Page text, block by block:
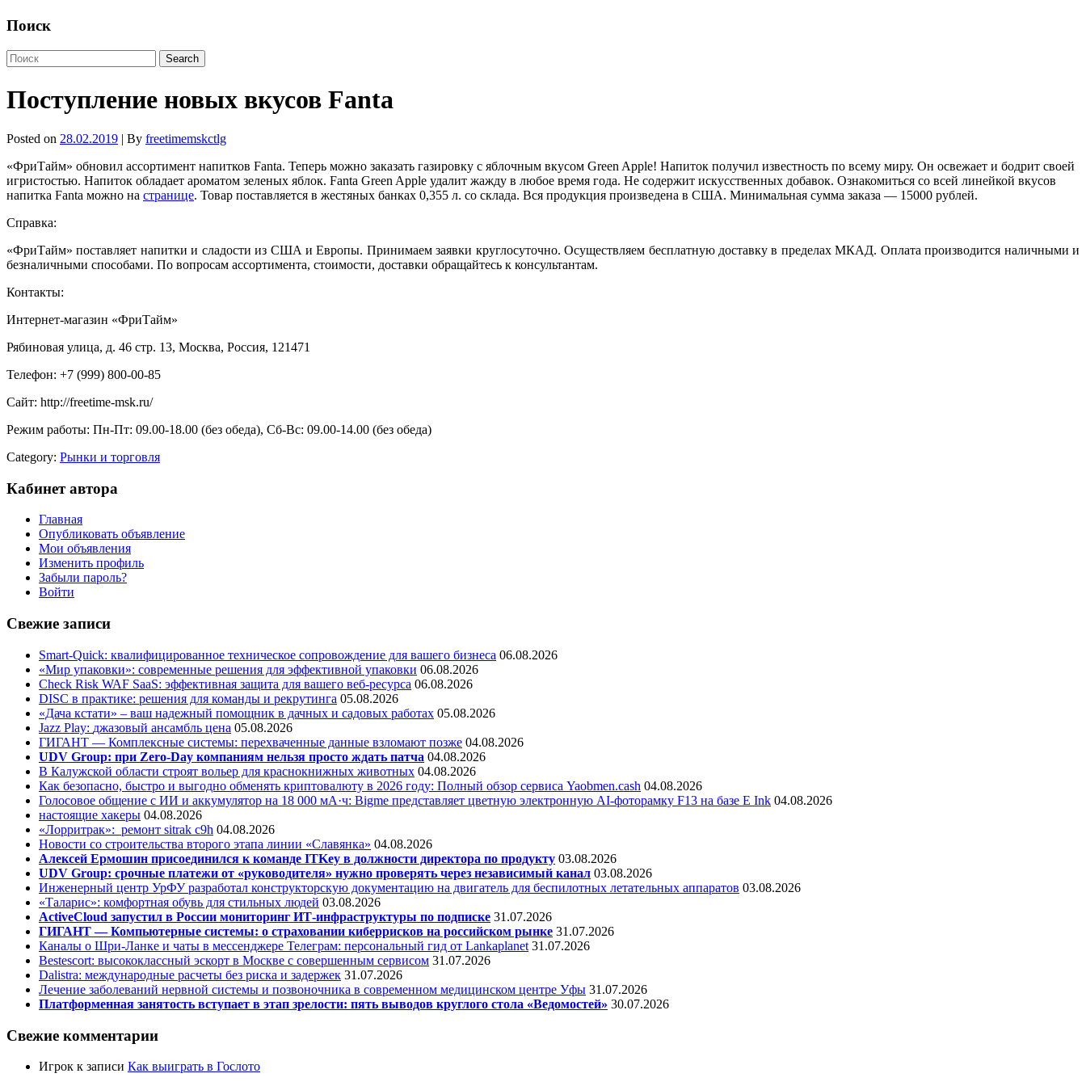
Поиск
Поступление новых вкусов Fanta
Posted on 28.02.2019 | By freetimemskctlg
«ФриТайм» обновил ассортимент напитков Fanta. Теперь можно заказать газировку с яблочным вкусом Green Apple! Напиток получил известность по всему миру. Он освежает и бодрит своей
игристостью. Напиток обладает ароматом зеленых яблок. Fanta Green Apple удалит жажду в любое время года. Не содержит искусственных добавок. Ознакомиться со всей линейкой вкусов
напитка Fanta можно на странице. Товар поставляется в жестяных банках 0,355 л. со склада. Вся продукция произведена в США. Минимальная сумма заказа — 15000 рублей.
Справка:
«ФриТайм» поставляет напитки и сладости из США и Европы. Принимаем заявки круглосуточно. Осуществляем бесплатную доставку в пределах МКАД. Оплата производится наличными и
безналичными способами. По вопросам ассортимента, стоимости, доставки обращайтесь к консультантам.
Контакты:
Интернет-магазин «ФриТайм»
Рябиновая улица, д. 46 стр. 13, Москва, Россия, 121471
Телефон: +7 (999) 800-00-85
Сайт: http://freetime-msk.ru/
Режим работы: Пн-Пт: 09.00-18.00 (без обеда), Сб-Вс: 09.00-14.00 (без обеда)
Category: Рынки и торговля
Кабинет автора
Главная
Опубликовать объявление
Мои объявления
Изменить профиль
Забыли пароль?
Войти
Свежие записи
Smart-Quick: квалифицированное техническое сопровождение для вашего бизнеса 06.08.2026
«Мир упаковки»: современные решения для эффективной упаковки 06.08.2026
Check Risk WAF SaaS: эффективная защита для вашего веб-ресурса 06.08.2026
DISC в практике: решения для команды и рекрутинга 05.08.2026
«Дача кстати» – ваш надежный помощник в дачных и садовых работах 05.08.2026
Jazz Play: джазовый ансамбль цена 05.08.2026
ГИГАНТ — Комплексные системы: перехваченные данные взломают позже 04.08.2026
UDV Group: при Zero-Day компаниям нельзя просто ждать патча 04.08.2026
В Калужской области строят вольер для краснокнижных животных 04.08.2026
Как безопасно, быстро и выгодно обменять криптовалюту в 2026 году: Полный обзор сервиса Yaobmen.cash 04.08.2026
Голосовое общение с ИИ и аккумулятор на 18 000 мА·ч: Bigme представляет цветную электронную AI-фоторамку F13 на базе E Ink 04.08.2026
настоящие хакеры 04.08.2026
«Лорритрак»: ремонт sitrak c9h 04.08.2026
Новости со строительства второго этапа линии «Славянка» 04.08.2026
Алексей Ермошин присоединился к команде ITKey в должности директора по продукту 03.08.2026
UDV Group: срочные платежи от «руководителя» нужно проверять через независимый канал 03.08.2026
Инженерный центр УрФУ разработал конструкторскую документацию на двигатель для беспилотных летательных аппаратов 03.08.2026
«Таларис»: комфортная обувь для стильных людей 03.08.2026
ActiveCloud запустил в России мониторинг ИТ-инфраструктуры по подписке 31.07.2026
ГИГАНТ — Компьютерные системы: о страховании киберрисков на российском рынке 31.07.2026
Каналы о Шри-Ланке и чаты в мессенджере Телеграм: персональный гид от Lankaplanet 31.07.2026
Bestescort: высококлассный эскорт в Москве с совершенным сервисом 31.07.2026
Dalistra: международные расчеты без риска и задержек 31.07.2026
Лечение заболеваний нервной системы и позвоночника в современном медицинском центре Уфы 31.07.2026
Платформенная занятость вступает в этап зрелости: пять выводов круглого стола «Ведомостей» 30.07.2026
Свежие комментарии
Игрок к записи Как выиграть в Гослото